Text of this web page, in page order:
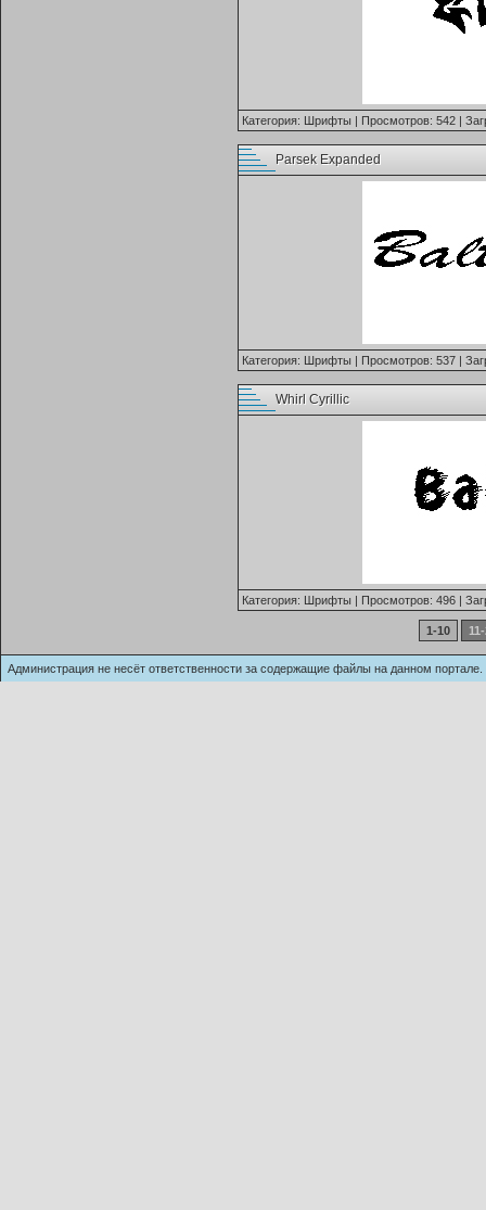
Категория: Шрифты | Просмотров: 542 |
Parsek Expanded
Категория: Шрифты | Просмотров: 537 |
Whirl Cyrillic
Категория: Шрифты | Просмотров: 496 |
1-10
Администрация не несёт ответственности за содержащие файлы на данном